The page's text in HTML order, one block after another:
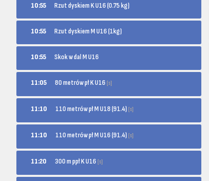
10:55 Rzut dyskiem K U16 (0.75 kg)
10:55 Rzut dyskiem M U16 (1kg)
10:55 Skok w dal M U16
11:05 80 metrów pł K U16 [s]
11:10 110 metrów pł M U18 (91.4) [s]
11:10 110 metrów pł M U16 (91.4) [s]
11:20 300 m ppł K U16 [s]